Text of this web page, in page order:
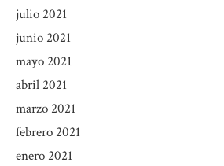
julio 2021
junio 2021
mayo 2021
abril 2021
marzo 2021
febrero 2021
enero 2021